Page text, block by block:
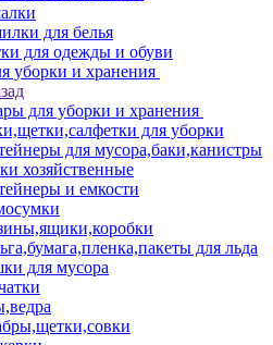
для белья
для одежды и обуви
уборки и хранения
для уборки и хранения
для уборки
для мусора,баки,канистры
хозяйственные
и емкости
для льда
для мусора